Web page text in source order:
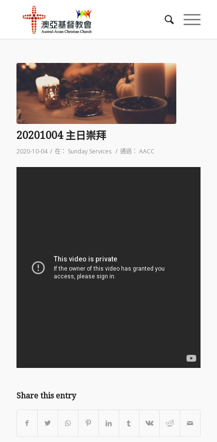
20201004 主日崇拜
2020-10-04 / 在： Sunday Services / 通過： AACC
Share this entry